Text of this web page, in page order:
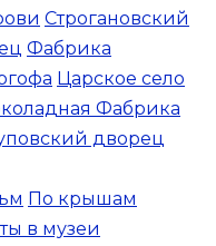
Строгановский
Фабрика
Царское село
Фабрика
дворец
По крышам
в музеи